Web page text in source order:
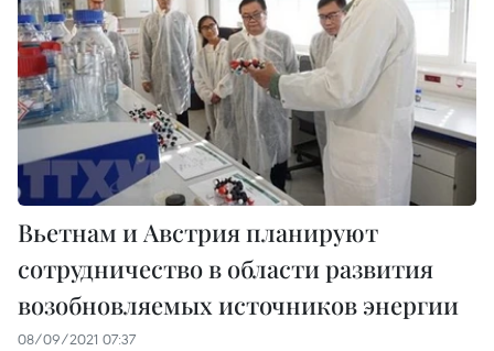
Вьетнам и Австрия планируют
сотрудничество в области развития
возобновляемых источников энергии
08/09/2021 07:37